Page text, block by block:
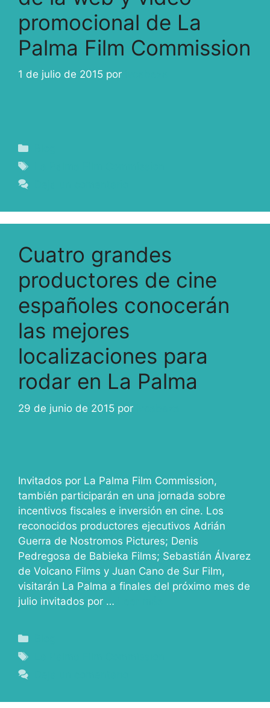
promocional de La
Palma Film Commission
1 de julio de 2015 por
Cuatro grandes
productores de cine
españoles conocerán
las mejores
localizaciones para
rodar en La Palma
29 de junio de 2015 por
Invitados por La Palma Film Commission,
también participarán en una jornada sobre
incentivos fiscales e inversión en cine. Los
reconocidos productores ejecutivos Adrián
Guerra de Nostromos Pictures; Denis
Pedregosa de Babieka Films; Sebastián Álvarez
de Volcano Films y Juan Cano de Sur Film,
visitarán La Palma a finales del próximo mes de
julio invitados por …